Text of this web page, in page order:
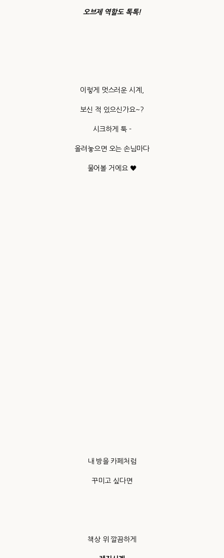
오브제 역할도 톡톡!
이렇게 멋스러운 시계,
보신 적 있으신가요~?
시크하게 툭 -
올려놓으면 오는 손님마다
물어볼 거에요 🖤
내 방을 카페처럼
꾸미고 싶다면
책상 위 깔끔하게